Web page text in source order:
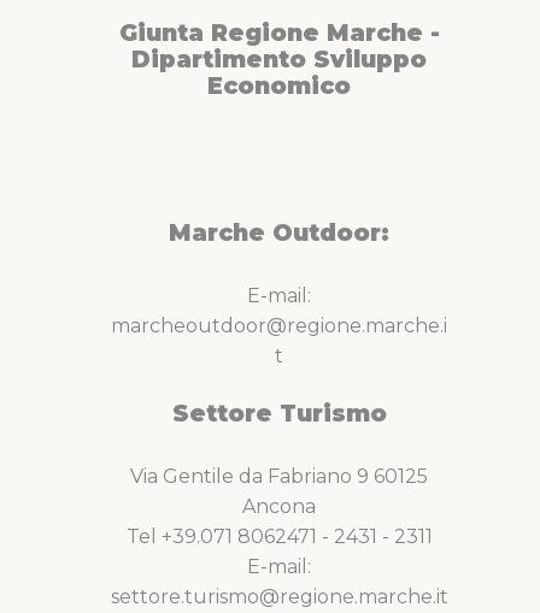
Giunta Regione Marche -
Dipartimento Sviluppo
Economico
Marche Outdoor:
E-mail:
marcheoutdoor@regione.marche.i
t
Settore Turismo
Via Gentile da Fabriano 9 60125
Ancona
Tel +39.071 8062471 - 2431 - 2311
E-mail:
settore.turismo@regione.marche.it